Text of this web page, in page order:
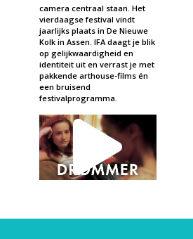
camera centraal staan. Het
vierdaagse festival vindt
jaarlijks plaats in De Nieuwe
Kolk in Assen. IFA daagt je blik
op gelijkwaardigheid en
identiteit uit en verrast je met
pakkende arthouse-films én
een bruisend
festivalprogramma.